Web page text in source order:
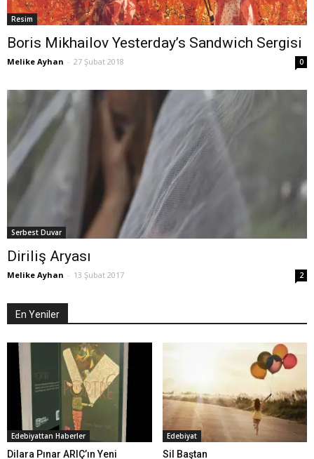
Resim
Boris Mikhailov Yesterday’s Sandwich Sergisi
Melike Ayhan - 27 Şubat 2018 0
Serbest Duvar
Diriliş Aryası
Melike Ayhan - 13 Şubat 2017 2
En Yeniler
Edebiyattan Haberler
Dilara Pınar ARIÇ’ın Yeni
Edebiyat
Sil Baştan